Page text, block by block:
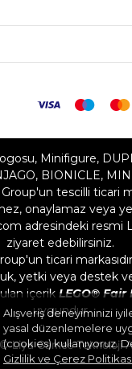
Alışveriş deneyiminizi
yasal düzenlemelere
(cookies) kullanıyoruz.
Gizlilik ve Çerez Politikası
Minifigure,
BIONICLE,
tescilli ticari
onaylamaz veya
adresindeki resmi
ziyaret edebilirsiniz.
ticari
yetki veya destek
içerik LEGO® Fair
uygundur
Liya Games Teknoloji